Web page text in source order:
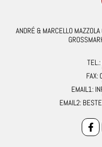
ANDRÉ & MARCELLO
EMAIL1:
EMAIL2: